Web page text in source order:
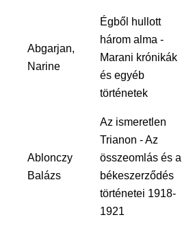
Abgarjan,
Narine
Égből hullott
három alma -
Marani krónikák
és egyéb
történetek
Ablonczy
Balázs
Az ismeretlen
Trianon - Az
összeomlás és a
békeszerződés
történetei 1918-
1921